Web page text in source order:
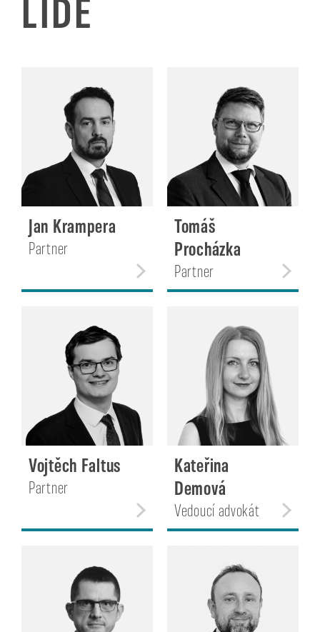
LIDÉ
Jan Krampera
Partner
Tomáš
Procházka
Partner
Vojtěch Faltus
Partner
Kateřina
Demová
Vedoucí advokát